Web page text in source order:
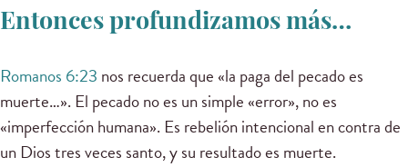
Entonces profundizamos más…
Romanos 6:23 nos recuerda que «la paga del pecado es
muerte…». El pecado no es un simple «error», no es
«imperfección humana». Es rebelión intencional en contra de
un Dios tres veces santo, y su resultado es muerte.